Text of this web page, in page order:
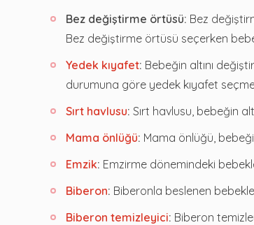
Bez değiştirme örtüsü: Bez
Bez değiştirme örtüsü seçerken
Yedek kıyafet: Bebeğin altını
durumuna göre yedek kıyafet
Sırt havlusu: Sırt havlusu, bebeğin
Mama önlüğü: Mama önlüğü,
Emzik: Emzirme dönemindeki
Biberon: Biberonla beslenen
Biberon temizleyici: Biberon